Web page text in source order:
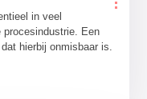
in veel
Een
hierbij onmisbaar is.